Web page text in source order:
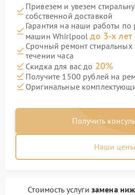
Привезем и увезем
собственной доставкой
Гарантия на наши работы по
машин Whirlpoolдо 3-х лет
Срочный ремонт
течении часа
Скидка для вас до 20%
Получите 1500 рублей на
Оригинальные
Получить
Наши цены
Стоимость услуги замена